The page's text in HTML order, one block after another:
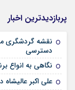
پربازدیدترین اخبار
دسترسی
نگاهی به انواع
علی‌ اکبر